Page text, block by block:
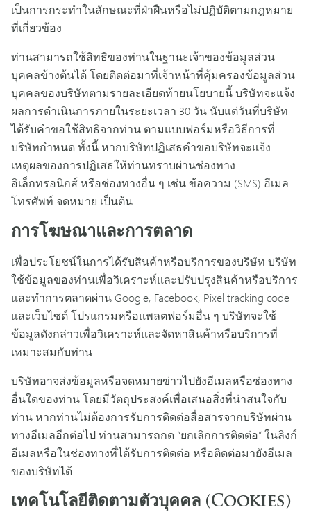
เป็นการกระทำในลักษณะที่ฝ่าฝืนหรือไม่ปฏิบัติตามกฎหมาย
ที่เกี่ยวข้อง
ท่านสามารถใช้สิทธิของท่านในฐานะเจ้าของข้อมูลส่วน
บุคคลข้างต้นได้ โดยติดต่อมาที่เจ้าหน้าที่คุ้มครองข้อมูลส่วน
บุคคลของบริษัทตามรายละเอียดท้ายนโยบายนี้ บริษัทจะแจ้ง
ผลการดำเนินการภายในระยะเวลา 30 วัน นับแต่วันที่บริษัท
ได้รับคำขอใช้สิทธิจากท่าน ตามแบบฟอร์มหรือวิธีการที่
บริษัทกำหนด ทั้งนี้ หากบริษัทปฏิเสธคำขอบริษัทจะแจ้ง
เหตุผลของการปฏิเสธให้ท่านทราบผ่านช่องทาง
อิเล็กทรอนิกส์ หรือช่องทางอื่น ๆ เช่น ข้อความ (SMS) อีเมล
โทรศัพท์ จดหมาย เป็นต้น
การโฆษณาและการตลาด
เพื่อประโยชน์ในการได้รับสินค้าหรือบริการของบริษัท บริษัท
ใช้ข้อมูลของท่านเพื่อวิเคราะห์และปรับปรุงสินค้าหรือบริการ
และทำการตลาดผ่าน Google, Facebook, Pixel tracking code
และเว็บไซต์ โปรแกรมหรือแพลตฟอร์มอื่น ๆ บริษัทจะใช้
ข้อมูลดังกล่าวเพื่อวิเคราะห์และจัดหาสินค้าหรือบริการที่
เหมาะสมกับท่าน
บริษัทอาจส่งข้อมูลหรือจดหมายข่าวไปยังอีเมลหรือช่องทาง
อื่นใดของท่าน โดยมีวัตถุประสงค์เพื่อเสนอสิ่งที่น่าสนใจกับ
ท่าน หากท่านไม่ต้องการรับการติดต่อสื่อสารจากบริษัทผ่าน
ทางอีเมลอีกต่อไป ท่านสามารถกด “ยกเลิกการติดต่อ” ในลิงก์
อีเมลหรือในช่องทางที่ได้รับการติดต่อ หรือติดต่อมายังอีเมล
ของบริษัทได้
เทคโนโลยีติดตามตัวบุคคล (Cookies)